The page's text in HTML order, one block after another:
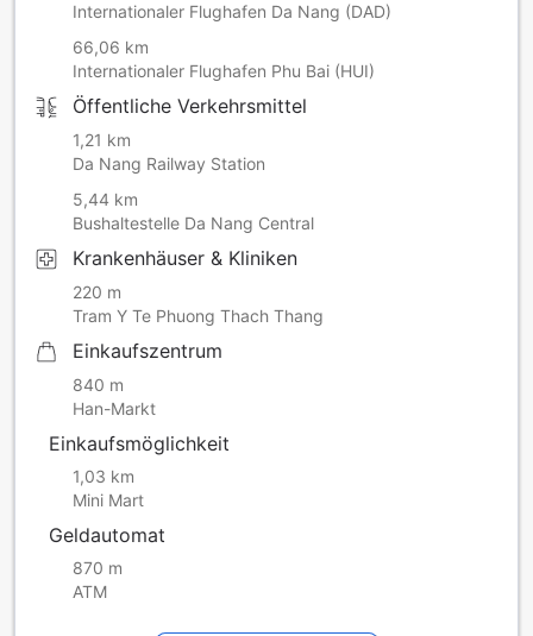
Internationaler Flughafen Da Nang (DAD)
66,06 km
Internationaler Flughafen Phu Bai (HUI)
Öffentliche Verkehrsmittel
1,21 km
Da Nang Railway Station
5,44 km
Bushaltestelle Da Nang Central
Krankenhäuser & Kliniken
220 m
Tram Y Te Phuong Thach Thang
Einkaufszentrum
840 m
Han-Markt
Einkaufsmöglichkeit
1,03 km
Mini Mart
Geldautomat
870 m
ATM